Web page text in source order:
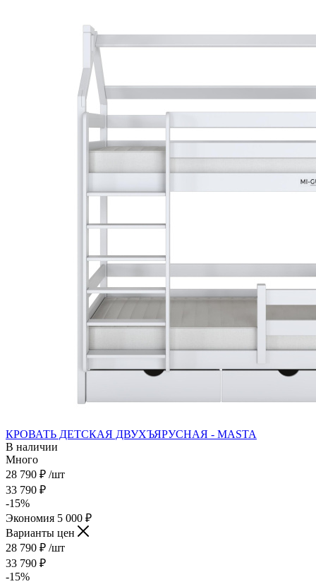
КРОВАТЬ ДЕТСКАЯ ДВУХЪЯРУСНАЯ - MASTA
В наличии
Много
28 790 ₽ /шт
33 790 ₽
-15%
Экономия 5 000 ₽
Варианты цен
28 790 ₽ /шт
33 790 ₽
-15%